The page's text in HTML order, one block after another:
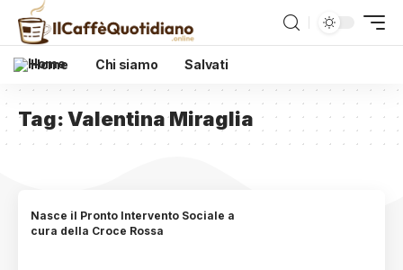
Home Chi siamo Salvati
Tag:Valentina Miraglia
Nasce il Pronto Intervento Sociale a
cura della Croce Rossa